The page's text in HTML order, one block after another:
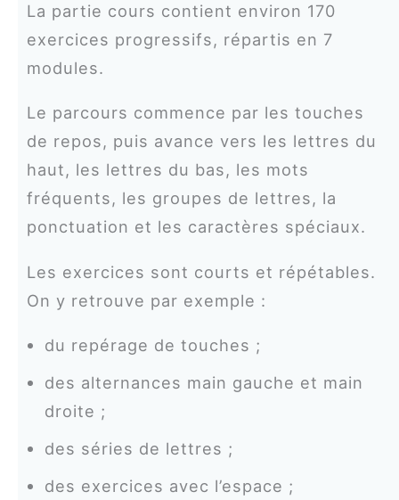
La partie cours contient environ 170
exercices progressifs, répartis en 7
modules.
Le parcours commence par les touches
de repos, puis avance vers les lettres du
haut, les lettres du bas, les mots
fréquents, les groupes de lettres, la
ponctuation et les caractères spéciaux.
Les exercices sont courts et répétables.
On y retrouve par exemple :
du repérage de touches ;
des alternances main gauche et main
droite ;
des séries de lettres ;
des exercices avec l’espace ;